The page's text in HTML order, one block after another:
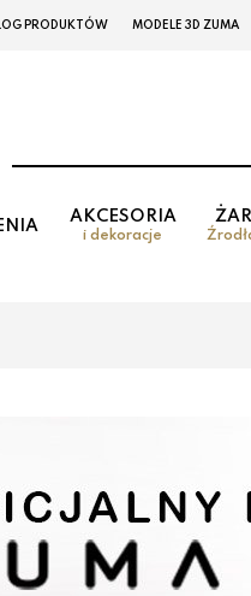
PRODUKTÓW MODELE 3D ZUMA
AKCESORIA
i dekoracje